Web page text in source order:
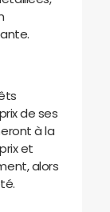
de ses
à la
et
alors